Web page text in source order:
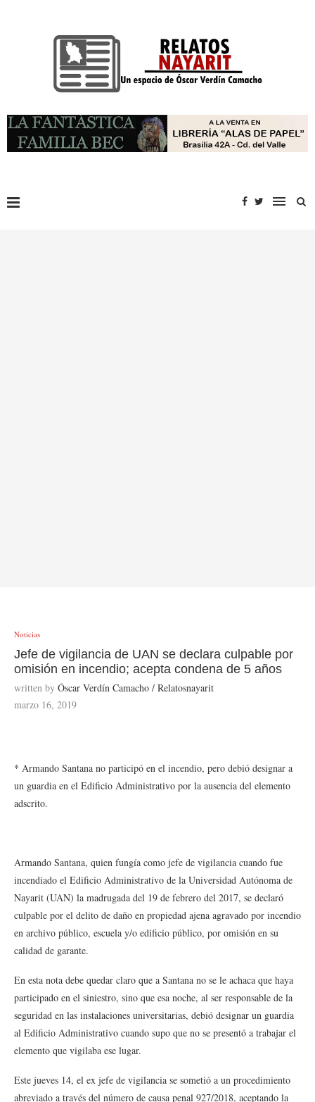
Noticias
Jefe de vigilancia de UAN se declara culpable por
omisión en incendio; acepta condena de 5 años
written by Óscar Verdín Camacho / Relatosnayarit
marzo 16, 2019
* Armando Santana no participó en el incendio, pero debió designar a
un guardia en el Edificio Administrativo por la ausencia del elemento
adscrito.
Armando Santana, quien fungía como jefe de vigilancia cuando fue
incendiado el Edificio Administrativo de la Universidad Autónoma de
Nayarit (UAN) la madrugada del 19 de febrero del 2017, se declaró
culpable por el delito de daño en propiedad ajena agravado por incendio
en archivo público, escuela y/o edificio público, por omisión en su
calidad de garante.
En esta nota debe quedar claro que a Santana no se le achaca que haya
participado en el siniestro, sino que esa noche, al ser responsable de la
seguridad en las instalaciones universitarias, debió designar un guardia
al Edificio Administrativo cuando supo que no se presentó a trabajar el
elemento que vigilaba ese lugar.
Este jueves 14, el ex jefe de vigilancia se sometió a un procedimiento
abreviado a través del número de causa penal 927/2018, aceptando la